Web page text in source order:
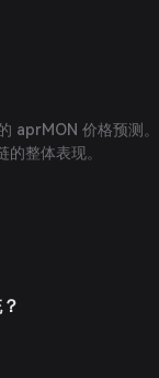
aprMON 价格预测
整体表现。